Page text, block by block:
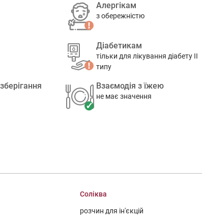
Алергікам
з обережністю
Діабетикам
тільки для лікування діабету II
типу
Взаємодія з їжею
не має значення
Соліква
розчин для ін'єкцій